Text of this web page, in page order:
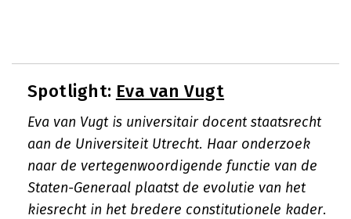
Spotlight: Eva van Vugt
Eva van Vugt is universitair docent staatsrecht
aan de Universiteit Utrecht. Haar onderzoek
naar de vertegenwoordigende functie van de
Staten-Generaal plaatst de evolutie van het
kiesrecht in het bredere constitutionele kader.